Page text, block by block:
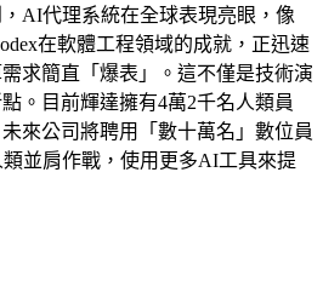
AI代理系統在全球表現亮眼，像
在軟體工程領域的成就，正迅速
求簡直「爆表」。這不僅是技術演
。目前輝達擁有4萬2千名人類員
來公司將聘用「數十萬名」數位員
並肩作戰，使用更多AI工具來提